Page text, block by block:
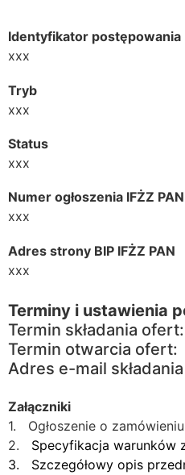
Identyfikator postępowania
xxx
Tryb
xxx
Status
xxx
Numer ogłoszenia IFŻZ PAN
xxx
Adres strony BIP IFŻZ PAN
xxx
Terminy i ustawienia
Termin składania ofert:
Termin otwarcia ofert:
Adres e-mail
Załączniki
1. Ogłoszenie o zamówieniu
2. Specyfikacja warunków
3. Szczegółowy opis